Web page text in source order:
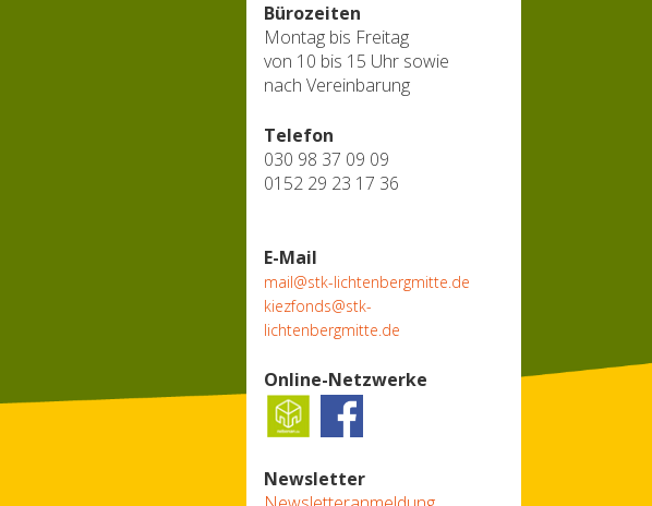
Bürozeiten
Montag bis Freitag
von 10 bis 15 Uhr sowie
nach Vereinbarung
Telefon
030 98 37 09 09
0152 29 23 17 36
E-Mail
mail@stk-lichtenbergmitte.de
kiezfonds@stk-
lichtenbergmitte.de
Online-Netzwerke
Newsletter